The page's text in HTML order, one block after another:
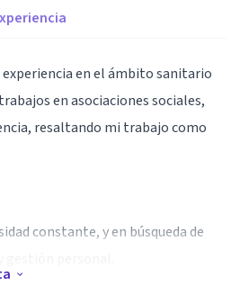
experiencia en el ámbito sanitario
en asociaciones sociales,
resaltando mi trabajo como
constante, y en búsqueda de